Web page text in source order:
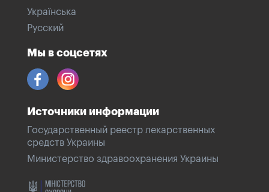
Українська
Русский
Мы в соцсетях
Источники информации
Государственный реестр лекарственных
средств Украины
Министерство здравоохранения Украины